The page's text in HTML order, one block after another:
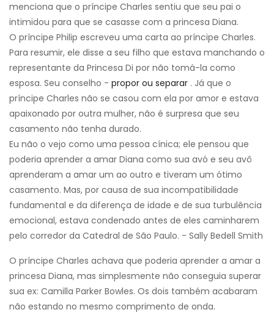
menciona que o príncipe Charles sentiu que seu pai o
intimidou para que se casasse com a princesa Diana.
O príncipe Philip escreveu uma carta ao príncipe Charles.
Para resumir, ele disse a seu filho que estava manchando o
representante da Princesa Di por não tomá-la como
esposa. Seu conselho - propor ou separar . Já que o
príncipe Charles não se casou com ela por amor e estava
apaixonado por outra mulher, não é surpresa que seu
casamento não tenha durado.
Eu não o vejo como uma pessoa cínica; ele pensou que
poderia aprender a amar Diana como sua avó e seu avô
aprenderam a amar um ao outro e tiveram um ótimo
casamento. Mas, por causa de sua incompatibilidade
fundamental e da diferença de idade e de sua turbulência
emocional, estava condenado antes de eles caminharem
pelo corredor da Catedral de São Paulo. - Sally Bedell Smith
O príncipe Charles achava que poderia aprender a amar a
princesa Diana, mas simplesmente não conseguia superar
sua ex: Camilla Parker Bowles. Os dois também acabaram
não estando no mesmo comprimento de onda.